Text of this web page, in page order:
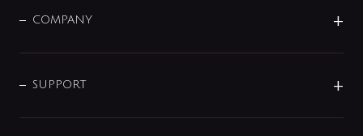
単水栓
分岐
COMPANY
企業理念
SUPPORT